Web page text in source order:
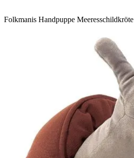
Folkmanis Handpuppe Meeresschildkröte